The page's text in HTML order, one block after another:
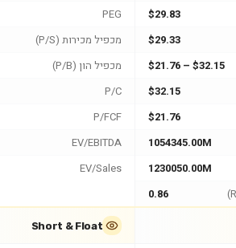
$29.83
$29.33
$21.76 – $32.15
$32.15
$21.76
1054345.00M
1230050.00M
0.86
PEG
מכפיל מכירות (P/S)
מכפיל הון (P/B)
P/C
P/FCF
EV/EBITDA
EV/Sales
Short & Float